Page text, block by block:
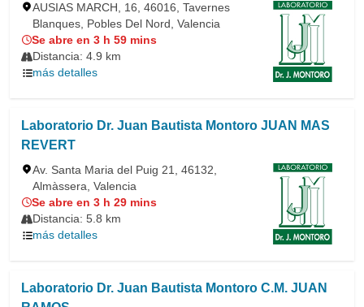
AUSIAS MARCH, 16, 46016, Tavernes
Blanques, Pobles Del Nord, Valencia
Se abre en 3 h 59 mins
Distancia: 4.9 km
más detalles
Laboratorio Dr. Juan Bautista Montoro JUAN MAS
REVERT
Av. Santa Maria del Puig 21, 46132,
Almàssera, Valencia
Se abre en 3 h 29 mins
Distancia: 5.8 km
más detalles
Laboratorio Dr. Juan Bautista Montoro C.M. JUAN